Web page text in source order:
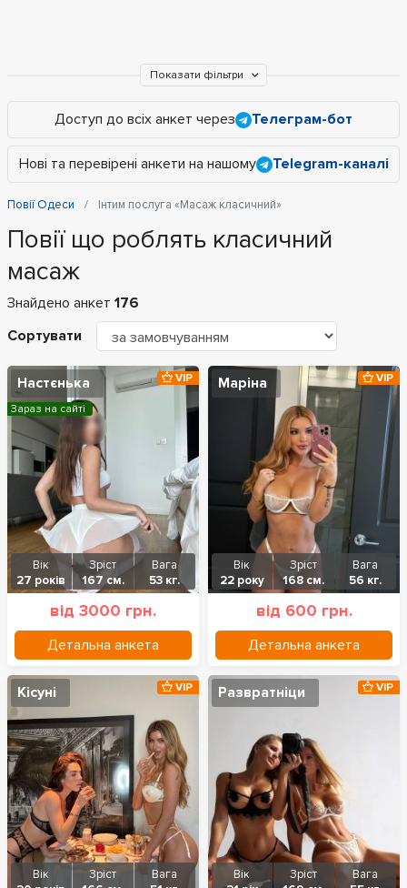
Показати фільтри
Доступ до всіх анкет через Телеграм-бот
Нові та перевірені анкети на нашому Telegram-каналі
Повії Одеси Інтим послуга «Масаж класичний»
Повії що роблять класичний
масаж
Знайдено анкет 176
Сортувати
Настєнька
Вік
27 років
Зріст
167 см.
Вага
53 кг.
від 3000 грн.
Детальна анкета
VIP
Зараз на сайті
Маріна
Вік
22 року
Зріст
168 см.
Вага
56 кг.
від 600 грн.
Детальна анкета
VIP
Кісуні
Вік
Зріст
Вага
VIP Развратніци
Вік
Зріст
Вага
VIP